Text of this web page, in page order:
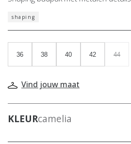
shaping
36 38 40 42 44
Vind jouw maat
KLEURcamelia